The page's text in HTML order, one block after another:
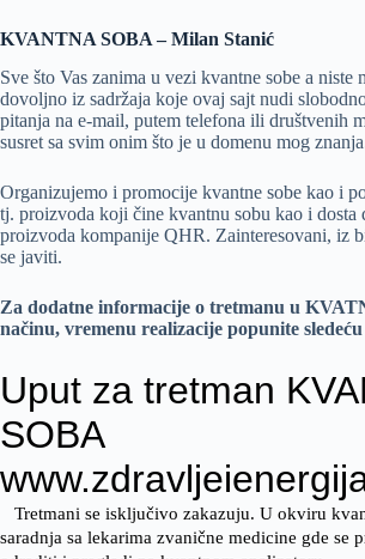
KVANTNA SOBA – Milan Stanić
Sve što Vas zanima u vezi kvantne sobe a niste
dovoljno iz sadržaja koje ovaj sajt nudi
pitanja na e-mail, putem telefona ili društvenih
susret sa svim onim što je u domenu mog
Organizujemo i promocije kvantne sobe kao i
tj. proizvoda koji čine kvantnu sobu kao i dosta
proizvoda kompanije QHR. Zainteresovani, iz
se javiti.
Za dodatne informacije o tretmanu u
načinu, vremenu realizacije popunite